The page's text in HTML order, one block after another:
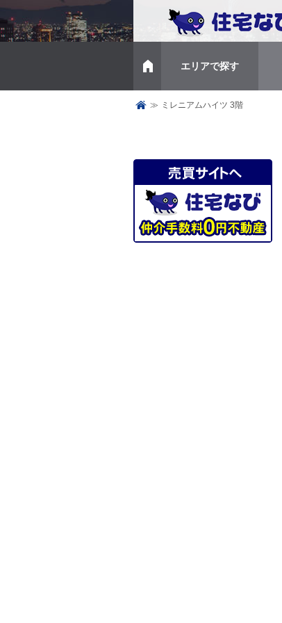
エリアで探す
トップページ
≫ ミレニアムハイツ 3階